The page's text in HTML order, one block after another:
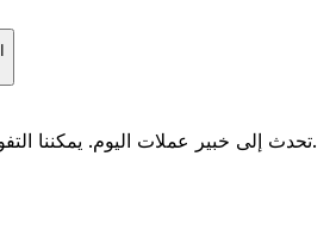
تحدث إلى خبير عملات اليوم.يمكننا التفوق على أسعار المنافسين.